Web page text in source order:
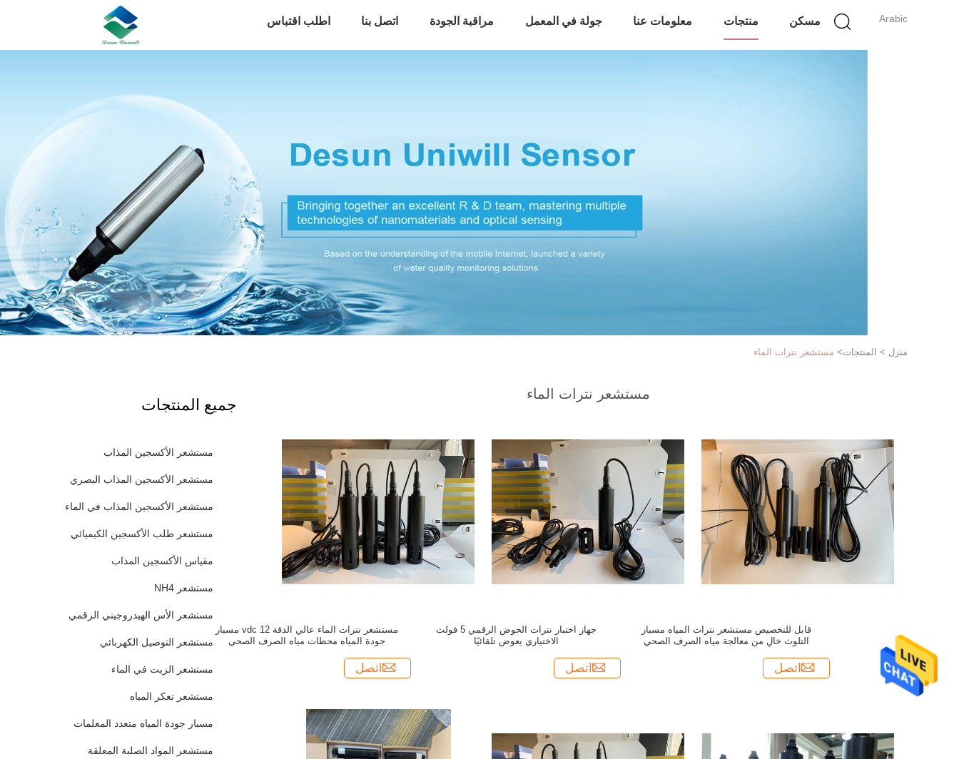
Arabic مسكن منتجات معلومات عنا جولة في المعمل مراقبة الجودة اتصل بنا اطلب اقتباس
منزل > المنتجات> مستشعر نترات الماء
جميع المنتجات
مستشعر الأكسجين المذاب
مستشعر الأكسجين المذاب البصري
مستشعر الأكسجين المذاب في الماء
مستشعر طلب الأكسجين الكيميائي
مقياس الأكسجين المذاب
مستشعر NH4
مستشعر الأس الهيدروجيني الرقمي
مستشعر التوصيل الكهربائي
مستشعر الزيت في الماء
مستشعر تعكر المياه
مسبار جودة المياه متعدد المعلمات
مستشعر المواد الصلبة المعلقة
مستشعر نترات الماء
مستشعر نترات الماء عالي الدقة 12 vdc مسبار
جودة المياه محطات مياه الصرف الصحي
اتصل
جهاز اختبار نترات الحوض الرقمي 5 فولت
الاختياري يعوض تلقائيًا
اتصل
قابل للتخصيص مستشعر نترات المياه مسبار
التلوث خالٍ من معالجة مياه الصرف الصحي
اتصل